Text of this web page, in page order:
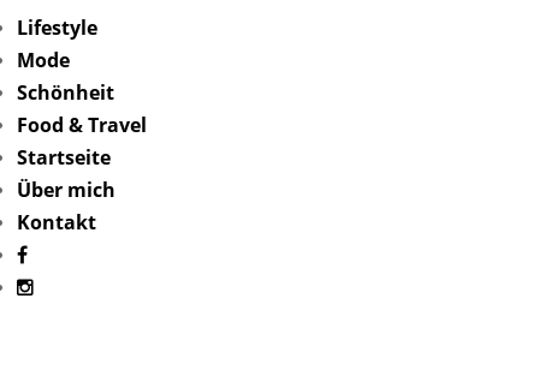
Lifestyle
Mode
Schönheit
Food & Travel
Startseite
Über mich
Kontakt